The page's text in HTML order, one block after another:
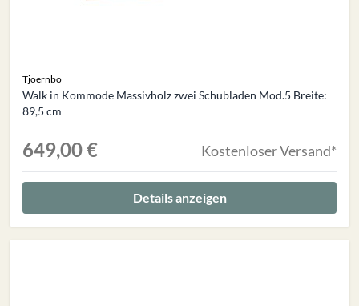
Tjoernbo
Walk in Kommode Massivholz zwei Schubladen Mod.5 Breite:
89,5 cm
649,00 € Kostenloser Versand*
Details anzeigen